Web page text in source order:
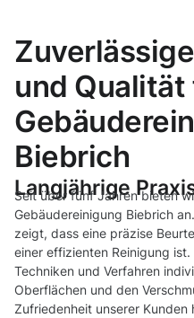
und Qualität
Biebrich
Langjährige
Seit über fünf Jahren bieten
Gebäudereinigung Biebrich
zeigt, dass eine präzise
einer effizienten Reinigung
Techniken und Verfahren
Oberflächen und den
Zufriedenheit unserer